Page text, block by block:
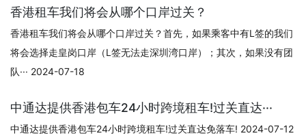
香港租车我们将会从哪个口岸过关？
香港租车我们将会从哪个口岸过关？首先，如果乘客中有L签的我们
将会选择走皇岗口岸（L签无法走深圳湾口岸）；其次，如果没有团
队··· 2024-07-18
中通达提供香港包车24小时跨境租车!过关直达···
中通达提供香港包车24小时跨境租车!过关直达免落车! 2024-07-12